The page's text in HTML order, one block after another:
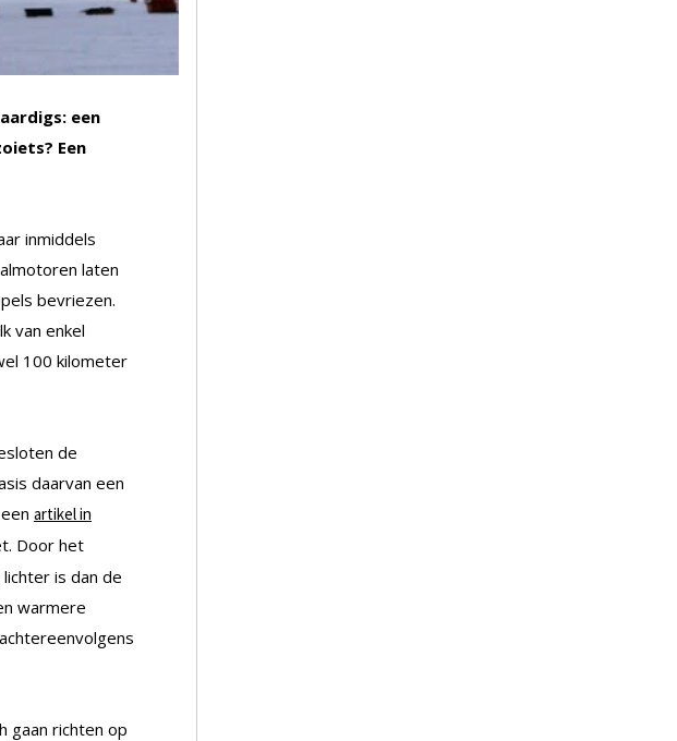
een
Een
inmiddels
laten
bevriezen.
van enkel
100 kilometer
de
daarvan een
artikel in
Door het
is dan de
warmere
gaan richten op